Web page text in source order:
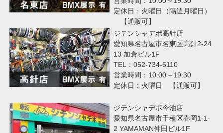
定休日：火曜日（隔週月曜日）
【通販可】
ジテンシャデポ高針店
愛知県名古屋市名東区高針2-24
13 加倉ビル1F
TEL：052-734-6110
営業時間：10:00～19:30
定休日：火曜日 【通販可】
ジテンシャデポ今池店
愛知県名古屋市千種区春岡1-1-
2 YAMAMAN仲田ビル1F